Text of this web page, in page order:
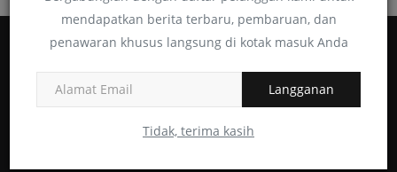
mendapatkan berita terbaru, pembaruan, dan
penawaran khusus langsung di kotak masuk Anda
Langganan
Tidak, terima kasih
SAGUSATAL Ikatan Guru Indonesia (sagusatal.COM) yang menampung